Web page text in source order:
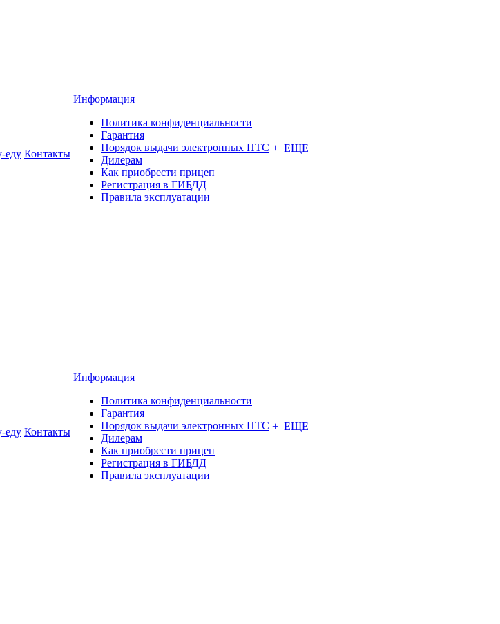
еду Контакты
Информация
Политика конфиденциальности
Гарантия
Порядок выдачи электронных ПТС
Дилерам
Как приобрести прицеп
Регистрация в ГИБДД
Правила эксплуатации
+ ЕЩЕ
еду Контакты
Информация
Политика конфиденциальности
Гарантия
Порядок выдачи электронных ПТС
Дилерам
Как приобрести прицеп
Регистрация в ГИБДД
Правила эксплуатации
+ ЕЩЕ